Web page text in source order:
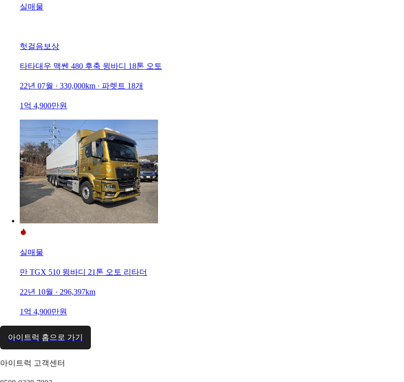
실매물
헛걸음보상
타타대우 맥쎈 480 후축 윙바디 18톤 오토
22년 07월 · 330,000km · 파렛트 18개
1억 4,900만원
실매물
만 TGX 510 윙바디 21톤 오토 리타더
22년 10월 · 296,397km
1억 4,900만원
아이트럭 홈으로 가기
아이트럭 고객센터